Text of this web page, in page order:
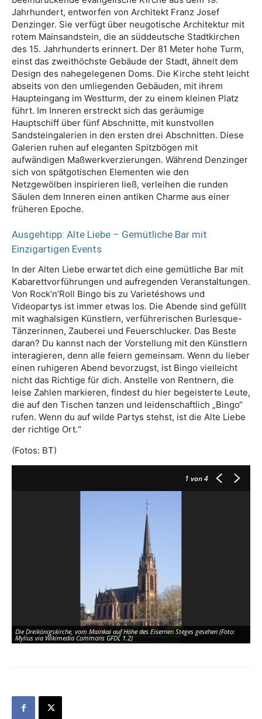
Jahrhundert, entworfen von Architekt Franz Josef
Denzinger. Sie verfügt über neugotische Architektur mit
rotem Mainsandstein, die an süddeutsche Stadtkirchen
des 15. Jahrhunderts erinnert. Der 81 Meter hohe Turm,
einst das zweithöchste Gebäude der Stadt, ähnelt dem
Design des nahegelegenen Doms. Die Kirche steht leicht
abseits von den umliegenden Gebäuden, mit ihrem
Haupteingang im Westturm, der zu einem kleinen Platz
führt. Im Inneren erstreckt sich das geräumige
Hauptschiff über fünf Abschnitte, mit kunstvollen
Sandsteingalerien in den ersten drei Abschnitten. Diese
Galerien ruhen auf eleganten Spitzbögen mit
aufwändigen Maßwerkverzierungen. Während Denzinger
sich von spätgotischen Elementen wie den
Netzgewölben inspirieren ließ, verleihen die runden
Säulen dem Inneren einen antiken Charme aus einer
früheren Epoche.
Ausgehtipp: Alte Liebe – Gemütliche Bar mit
Einzigartigen Events
In der Alten Liebe erwartet dich eine gemütliche Bar mit
Kabarettvorführungen und aufregenden Veranstaltungen.
Von Rock’n’Roll Bingo bis zu Varietéshows und
Videopartys ist immer etwas los. Die Abende sind gefüllt
mit waghalsigen Künstlern, verführerischen Burlesque-
Tänzerinnen, Zauberei und Feuerschlucker. Das Beste
daran? Du kannst nach der Vorstellung mit den Künstlern
interagieren, denn alle feiern gemeinsam. Wenn du lieber
einen ruhigeren Abend bevorzugst, ist Bingo vielleicht
nicht das Richtige für dich. Anstelle von Rentnern, die
leise Zahlen markieren, findest du hier begeisterte Leute,
die auf den Tischen tanzen und leidenschaftlich „Bingo“
rufen. Wenn du auf wilde Partys stehst, ist die Alte Liebe
der richtige Ort.“
(Fotos: BT)
1 von 4
Die Dreikönigskirche, vom Mainkai auf Höhe des Eisernen Steges gesehen (Foto:
Mylius via Wikimedia Commons GFDL 1.2)